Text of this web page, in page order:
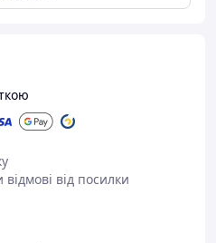
від посилки